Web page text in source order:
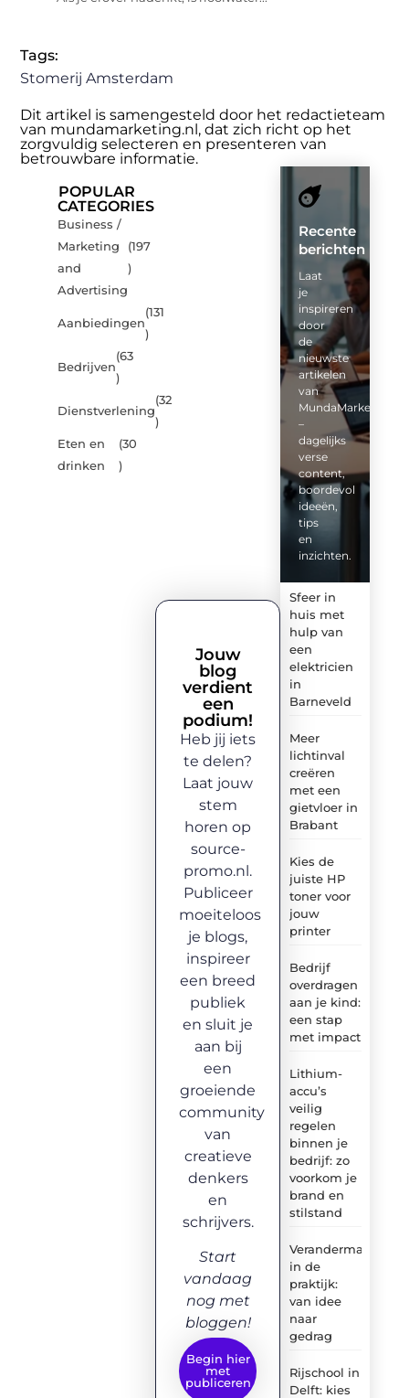
Tags:
Stomerij Amsterdam
Dit artikel is samengesteld door het redactieteam
van mundamarketing.nl, dat zich richt op het
zorgvuldig selecteren en presenteren van
betrouwbare informatie.
POPULAR
CATEGORIES
Business /
Marketing
and
Advertising
(197
)
Aanbiedingen
(131
)
Bedrijven
(63
)
Dienstverlening
(32
)
Eten en
drinken
(30
)
Recente
berichten
Laat
je
inspireren
door
de
nieuwste
artikelen
van
MundaMarketing.nl
–
dagelijks
verse
content,
boordevol
ideeën,
tips
en
inzichten.
Sfeer in
huis met
hulp van
een
elektricien
in
Barneveld
Meer
lichtinval
creëren
met een
gietvloer in
Brabant
Kies de
juiste HP
toner voor
jouw
printer
Bedrijf
overdragen
aan je kind:
een stap
met impact
Lithium-
accu’s
veilig
regelen
binnen je
bedrijf: zo
voorkom je
brand en
stilstand
in de
praktijk:
van idee
naar
gedrag
Rijschool in
Delft: kies
Jouw
blog
verdient
een
podium!
Heb jij iets
te delen?
Laat jouw
stem
horen op
source-
promo.nl.
Publiceer
moeiteloos
je blogs,
inspireer
een breed
publiek
en sluit je
aan bij
een
groeiende
community
van
creatieve
denkers
en
schrijvers.
Start
vandaag
nog met
bloggen!
Begin hier
met
publiceren